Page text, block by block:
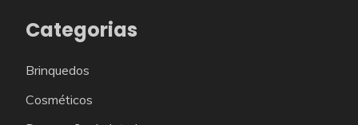
Categorias
Brinquedos
Cosméticos